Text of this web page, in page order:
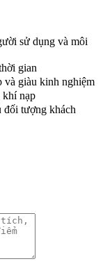
sử dụng và môi
gian
và giàu kinh nghiệm
khí nạp
đối tượng khách